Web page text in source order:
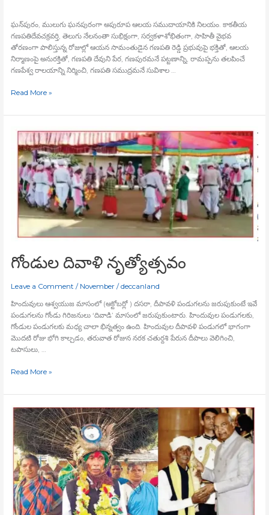
ఘన్‍పురం, ములుగు ఘనపురంగా అపురూప ఆలయ సముదాయానికి నిలయం. కాకతీయ
గణపతిదేవచక్రవర్తి, తెలుగు నేలనంతా సుభిక్షంగా, సర్వకళాశోభితంగా, సాహితీ వైభవ
తోరణంగా పాలిస్తున్న రోజుల్లో ఆయన సామంతుడైన గణపతి రెడ్డి ప్రభువుపై భక్తితో, ఆలయ
నిర్మాణంపై అనురక్తితో, గణపతి దేవుని పేర, గణపురమనే పట్టణాన్ని, రామప్పను తలపించే
గణపేశ్వ రాలయాన్ని నిర్మించి, గణపతి సముద్రమనే సువిశాల …
Read More »
గోండుల దివాళి నృత్యోత్సవం
Leave a Comment / November /deccanland
హిందువులు ఆశ్వయుజ మాసంలో (అక్టోబర్లో ) దసరా, దీపావళి పండుగలను జరుపుకుంటే ఇవే
పండుగలను గోండు గిరిజనులు ‘దివాడి’ మాసంలో జరుపుకుంటారు. హిందువుల పండుగలకు,
గోండుల పండుగలకు మధ్య చాలా భిన్నత్వం ఉంది. హిందువుల దీపావళి పండుగలో భాగంగా
మొదటి రోజు భోగి కాల్చడం, తరువాత రోజున నరక చతుర్దశి పేరున దీపాలు వెలిగించి,
టపాసులు, …
గోండుల
దివాళి
నృత్యోత్సవం
Read More »
ఆదివాసీ
కళకు
ఆయువు
పోసినవాడు!